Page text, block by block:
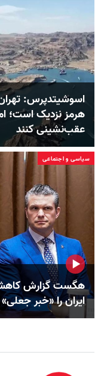
اسوشیتدپرس:
هرمز نزدیک است؛
عقب‌نشینی کنند
سیاسی و اجتماعی
هگست گزارش کاهش
ایران را «خبر